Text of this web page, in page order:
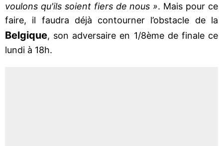
voulons qu'ils soient fiers de nous ». Mais pour ce
faire, il faudra déjà contourner l’obstacle de la
Belgique, son adversaire en 1/8ème de finale ce
lundi à 18h.